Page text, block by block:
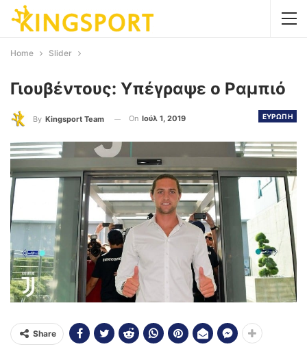
Home Slider
Γιουβέντους: Υπέγραψε ο Ραμπιό
ΕΥΡΩΠΗ
By Kingsport Team On Ιούλ 1, 2019
Share